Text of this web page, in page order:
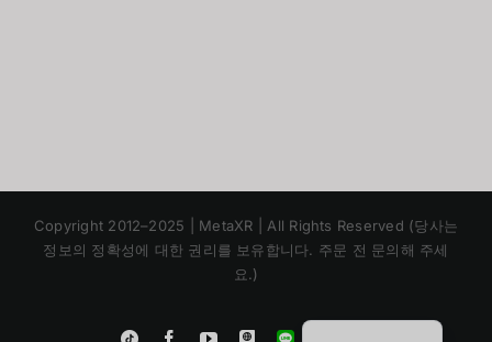
Copyright 2012–2025 | MetaXR | All Rights Reserved (당사는
정보의 정확성에 대한 권리를 보유합니다. 주문 전 문의해 주세
요.)
Tiktok FacebookYouTubeBlogger
LINE
Chinese